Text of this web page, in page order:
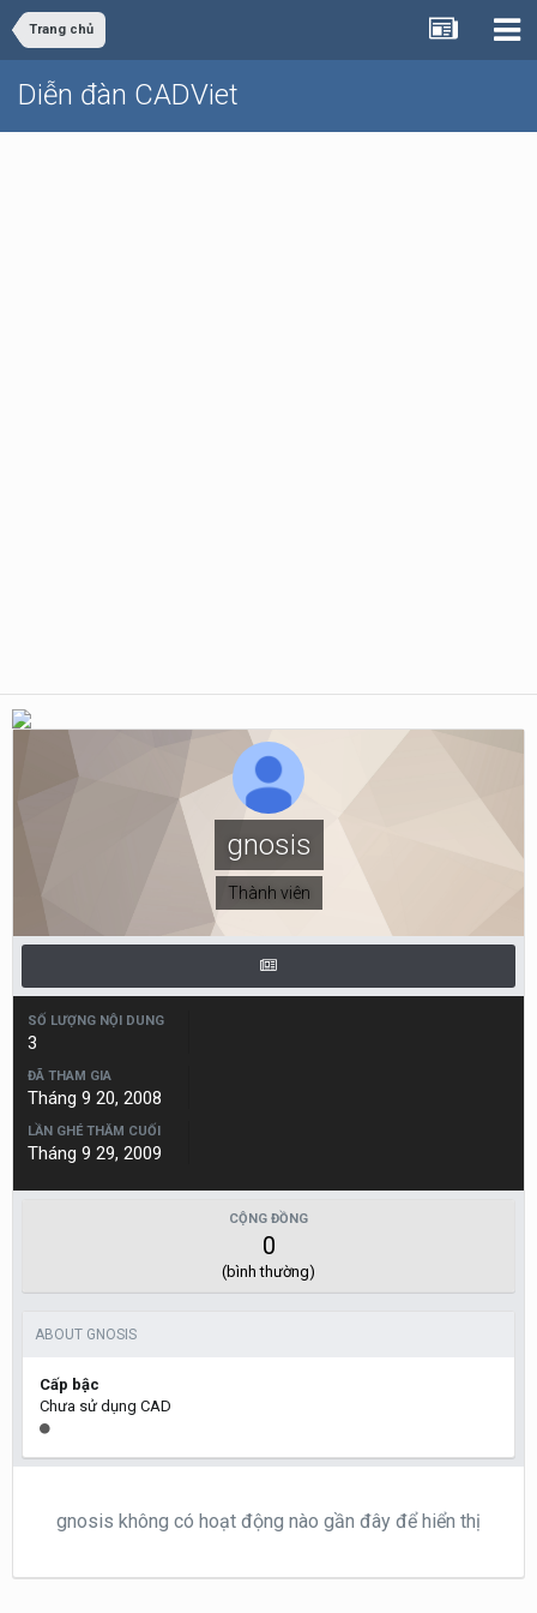
Trang chủ
Diễn đàn CADViet
gnosis
Thành viên
SỐ LƯỢNG NỘI DUNG
3
ĐÃ THAM GIA
Tháng 9 20, 2008
LẦN GHÉ THĂM CUỐI
Tháng 9 29, 2009
CỘNG ĐỒNG
0
(bình thường)
ABOUT GNOSIS
Cấp bậc
Chưa sử dụng CAD
gnosis không có hoạt động nào gần đây để hiển thị